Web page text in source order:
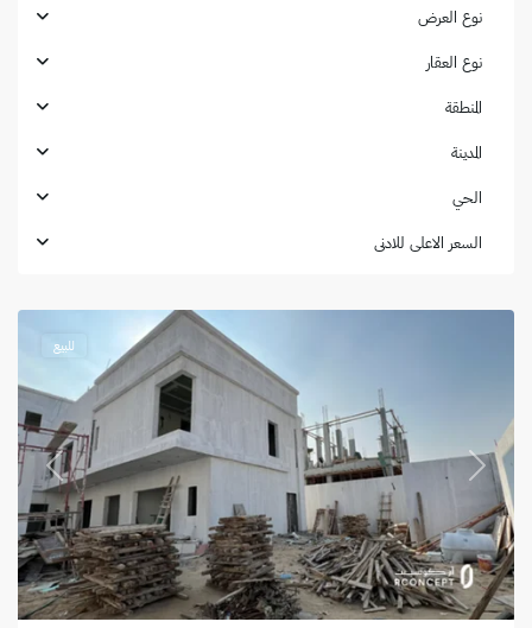
نوع العرض
نوع العقار
المنطقة
المدينة
الحي
السعر الاعلى للادنىحي
Next
للبيع